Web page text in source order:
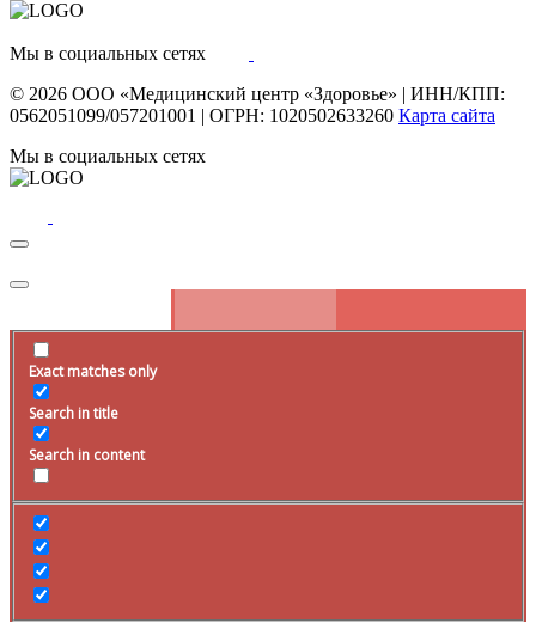
Мы в социальных сетях
© 2026 ООО «Медицинский центр «Здоровье» | ИНН/КПП:
0562051099/057201001 | ОГРН: 1020502633260 Карта сайта
Мы в социальных сетях
Exact matches only
Search in title
Search in content